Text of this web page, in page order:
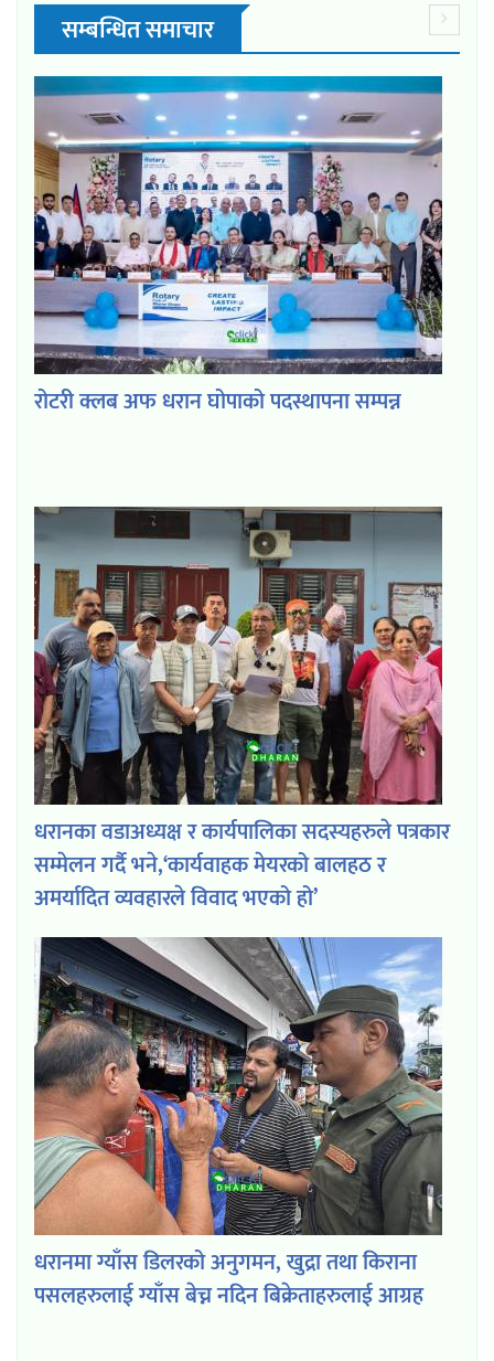
सम्बन्धित समाचार
रोटरी क्लब अफ धरान घोपाको पदस्थापना सम्पन्न
धरानका वडाअध्यक्ष र कार्यपालिका सदस्यहरुले पत्रकार
सम्मेलन गर्दै भने,‘कार्यवाहक मेयरको बालहठ र
अमर्यादित व्यवहारले विवाद भएको हो’
धरानमा ग्याँस डिलरको अनुगमन, खुद्रा तथा किराना
पसलहरुलाई ग्याँस बेच्न नदिन बिक्रेताहरुलाई आग्रह